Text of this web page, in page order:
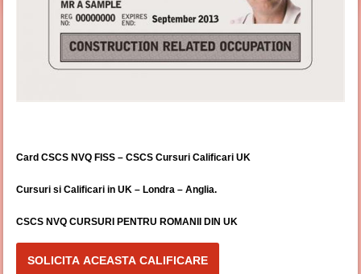
Card CSCS NVQ FISS – CSCS Cursuri Calificari UK
Cursuri si Calificari in UK – Londra – Anglia.
CSCS NVQ CURSURI PENTRU ROMANII DIN UK
SOLICITA ACEASTA CALIFICARE